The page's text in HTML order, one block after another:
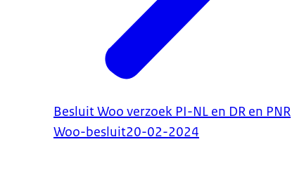
Besluit Woo verzoek PI-NL en DR en PNR
Woo-besluit20-02-2024